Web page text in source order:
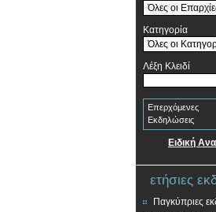
Κατηγορία
Λέξη Κλειδί
Επερχόμενες
Εκδηλώσεις
Ειδική
ετήσιες
Παγκύπριες